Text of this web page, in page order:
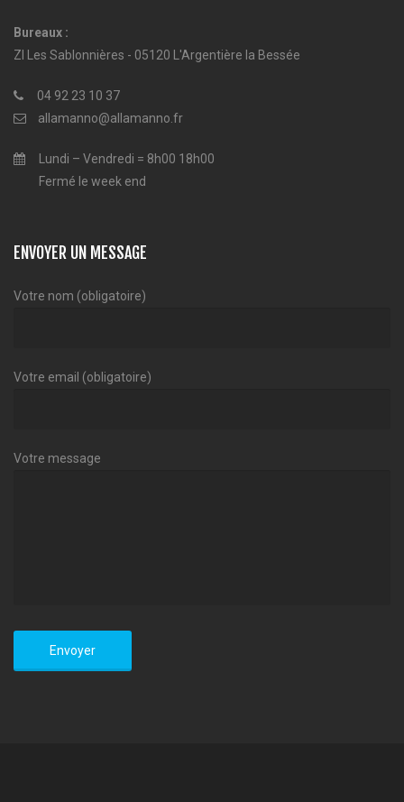
Bureaux :
ZI Les Sablonnières - 05120 L'Argentière la Bessée
04 92 23 10 37
allamanno@allamanno.fr
Lundi – Vendredi = 8h00 18h00
Fermé le week end
ENVOYER UN MESSAGE
Votre nom (obligatoire)
Votre email (obligatoire)
Votre message